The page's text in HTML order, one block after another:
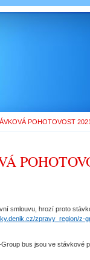
POHOTOVOST
smlouvu, hrozí proto
zpravy_region/z-
bus jsou ve stávkové